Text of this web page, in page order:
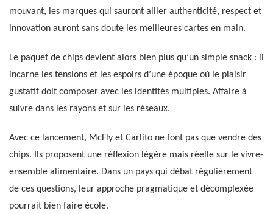
mouvant, les marques qui sauront allier authenticité, respect et
innovation auront sans doute les meilleures cartes en main.
Le paquet de chips devient alors bien plus qu’un simple snack : il
incarne les tensions et les espoirs d’une époque où le plaisir
gustatif doit composer avec les identités multiples. Affaire à
suivre dans les rayons et sur les réseaux.
Avec ce lancement, McFly et Carlito ne font pas que vendre des
chips. Ils proposent une réflexion légère mais réelle sur le vivre-
ensemble alimentaire. Dans un pays qui débat régulièrement
de ces questions, leur approche pragmatique et décomplexée
pourrait bien faire école.